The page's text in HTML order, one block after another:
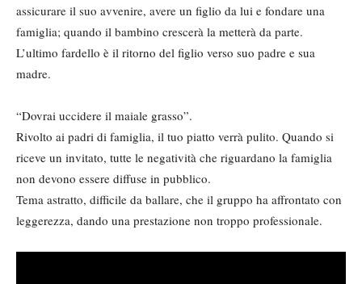
assicurare il suo avvenire, avere un figlio da lui e fondare una
famiglia; quando il bambino crescerà la metterà da parte.
L’ultimo fardello è il ritorno del figlio verso suo padre e sua
madre.
“Dovrai uccidere il maiale grasso”.
Rivolto ai padri di famiglia, il tuo piatto verrà pulito. Quando si
riceve un invitato, tutte le negatività che riguardano la famiglia
non devono essere diffuse in pubblico.
Tema astratto, difficile da ballare, che il gruppo ha affrontato con
leggerezza, dando una prestazione non troppo professionale.